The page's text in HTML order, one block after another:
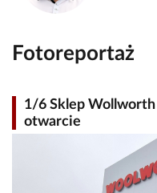
Fotoreportaż
1/6 Sklep Wollworth
otwarcie